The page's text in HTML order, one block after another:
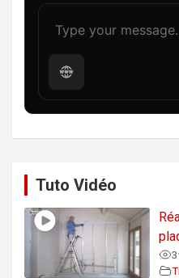
Tuto Vidéo
3